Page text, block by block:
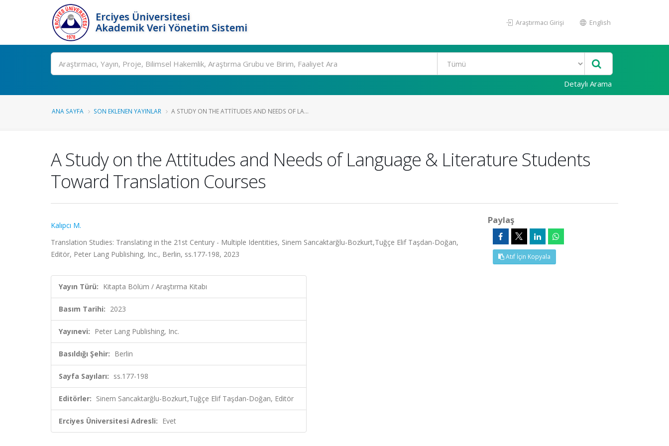
Erciyes Üniversitesi
Akademik Veri Yönetim Sistemi
Araştırmacı Girişi English
Ara
Detaylı Arama
ANA SAYFA SON EKLENEN YAYINLAR A STUDY ON THE ATTITUDES AND NEEDS OF LA...
A Study on the Attitudes and Needs of Language & Literature Students
Toward Translation Courses
Kalıpcı M.
Translation Studies: Translating in the 21st Century - Multiple Identities, Sinem Sancaktarğlu-Bozkurt,Tuğçe Elif Taşdan-Doğan,
Editör, Peter Lang Publishing, Inc., Berlin, ss.177-198, 2023
Yayın Türü: Kitapta Bölüm / Araştırma Kitabı
Basım Tarihi: 2023
Yayınevi: Peter Lang Publishing, Inc.
Basıldığı Şehir: Berlin
Sayfa Sayıları: ss.177-198
Editörler: Sinem Sancaktarğlu-Bozkurt,Tuğçe Elif Taşdan-Doğan, Editör
Erciyes Üniversitesi Adresli: Evet
Paylaş
Atıf İçin Kopyala